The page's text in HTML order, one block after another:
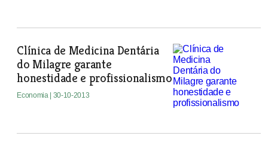
Clínica de Medicina Dentária
do Milagre garante
honestidade e profissionalismo
Economia | 30-10-2013